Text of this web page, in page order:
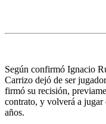
Según confirmó Ignacio
Carrizo dejó de ser
firmó su recisión,
contrato, y volverá a
años.